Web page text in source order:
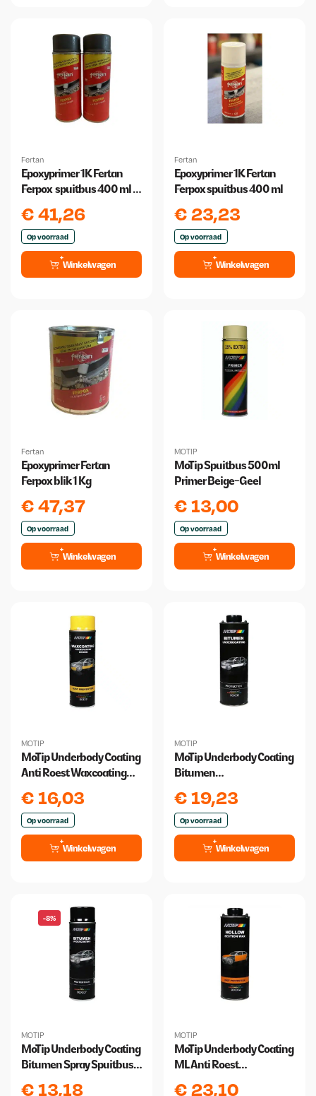
Fertan
Epoxyprimer 1K Fertan
Ferpox spuitbus 400 ml 2
€41,26
Op voorraad
Winkelwagen
Fertan
Epoxyprimer 1K Fertan
Ferpox spuitbus 400 ml
€23,23
Op voorraad
Winkelwagen
Fertan
Epoxyprimer Fertan
Ferpox blik 1 Kg
€47,37
Op voorraad
Winkelwagen
MOTIP
MoTip Spuitbus 500ml
Primer Beige-Geel
€13,00
Op voorraad
Winkelwagen
MOTIP
MoTip Underbody Coating
Anti Roest Waxcoating
€16,03
Op voorraad
Winkelwagen
MOTIP
MoTip Underbody Coating
Bitumen
€19,23
Op voorraad
Winkelwagen
-8%
MOTIP
MoTip Underbody Coating
Bitumen Spray Spuitbus
€13,18
MOTIP
MoTip Underbody Coating
ML Anti Roest
€23,10